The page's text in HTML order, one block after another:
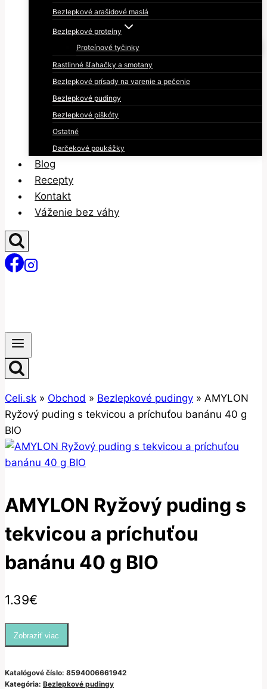
Bezlepkové arašidové maslá
Bezlepkové proteíny
Proteínové tyčinky
Rastlinné šľahačky a smotany
Bezlepkové prísady na varenie a pečenie
Bezlepkové pudingy
Bezlepkové piškóty
Ostatné
Darčekové poukážky
Blog
Recepty
Kontakt
Váženie bez váhy
Celi.sk » Obchod » Bezlepkové pudingy » AMYLON
Ryžový puding s tekvicou a príchuťou banánu 40 g
BIO
AMYLON Ryžový puding s
tekvicou a príchuťou
banánu 40 g BIO
1.39€
Zobraziť viac
Katalógové číslo: 8594006661942
Kategória: Bezlepkové pudingy